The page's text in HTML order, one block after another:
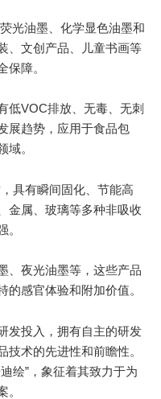
光油墨、化学显色油墨和
、文创产品、儿童书画等
保障。
低VOC排放、无毒、无刺
展趋势，应用于食品包
域。
具有瞬间固化、节能高
金属、玻璃等多种非吸收
。
、夜光油墨等，这些产品
感官体验和附加价值。
发投入，拥有自主的研发
术的先进性和前瞻性。
绘”，象征着其致力于为
。